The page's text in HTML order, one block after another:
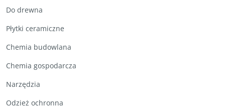
Do drewna
Płytki ceramiczne
Chemia budowlana
Chemia gospodarcza
Narzędzia
Odzież ochronna